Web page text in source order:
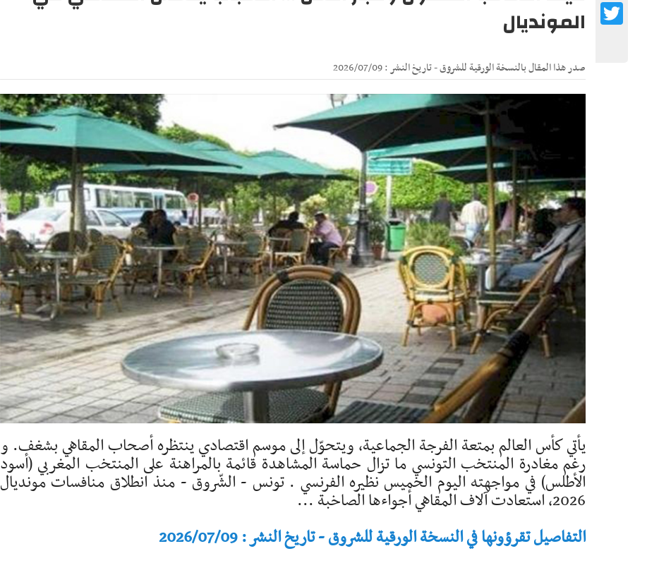
المونديال
صدر هذا المقال بالنسخة الورقية للشروق - تاريخ النشر : 2026/07/09
يأتي كأس العالم بمتعة الفرجة الجماعية، ويتحوّل إلى موسم اقتصادي ينتظره أصحاب المقاهي بشغف. و
رغم مغادرة المنتخب التونسي ما تزال حماسة المشاهدة قائمة بالمراهنة على المنتخب المغربي (أسود
الأطلس) في مواجهته اليوم الخميس نظيره الفرنسي . تونس - الشّروق - منذ انطلاق منافسات مونديال
2026، استعادت آلاف المقاهي أجواءها الصاخبة ...
التفاصيل تقرؤونها في النسخة الورقية للشروق - تاريخ النشر : 2026/07/09
Twitter